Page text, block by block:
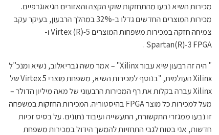
מכירות השיא נבעו מהתחזקות שוקי הקצה והאזורים הגיאוגרפיים.
מכירות המוצרים החדשים גדלו ב-32% במהלך הרבעון, בעיקר עקב
צמיחה חזקה במכירות משפחות המוצרים Virtex (R)-5 ו-
Spartan(R)-3 FPGA .
" היה זה רבעון שיא עבור Xilinx" – אמר משה גבריאלוב, נשיא ומנכ"ל
Xilinx העולמית, "בנוסף למכירות השיא, משפחת מוצרי Virtex 5 של
Xilinx עברה בקלות את רף המכירות הרבעוני של מאה מיליון הדולר –
מעל למכירות כל מוצר FPGA בהיסטוריה. המכירות החזקות במשפחה
זו נבעו ממגזרי התקשורת, התעשייה ועיבוד נתונים. על בסיס זכיות
חדשות, אני בטוח לגבי התחזיות להמשך הידול במכירות משפחת